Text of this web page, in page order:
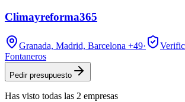
Climayreforma365
Granada, Madrid, Barcelona +49·
Fontaneros
Pedir presupuesto
Has visto todas las 2 empresas